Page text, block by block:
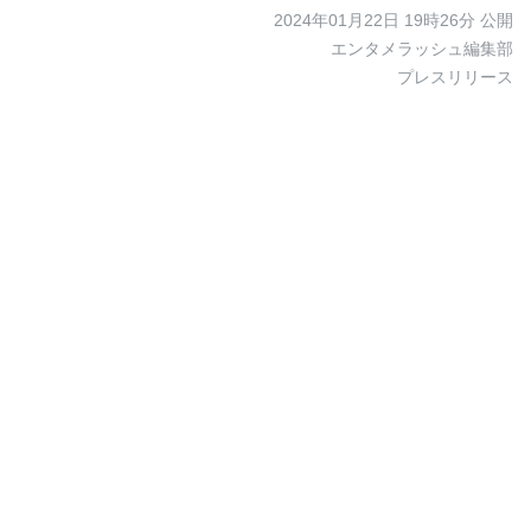
2024年01月22日 19時26分 公開
エンタメラッシュ編集部
プレスリリース